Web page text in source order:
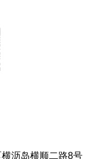
新辅助化疗、术中
临床实践指南，欧
正在进行家族性胃
技进步二等奖和
沥岛横顺二路8号